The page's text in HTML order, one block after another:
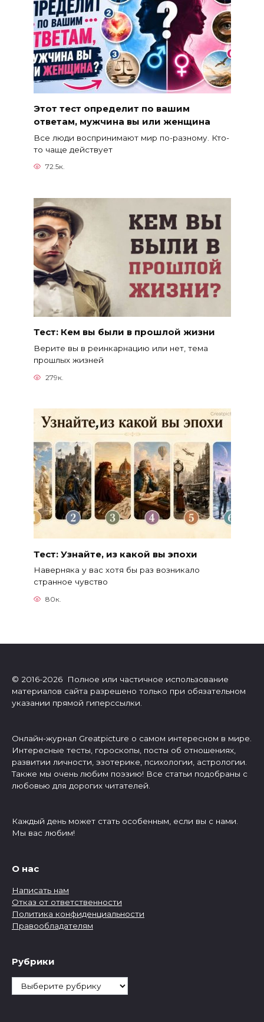
Этот тест определит по вашим
ответам, мужчина вы или женщина
Все люди воспринимают мир по-разному. Кто-
то чаще действует
72.5к.
Тест: Кем вы были в прошлой жизни
Верите вы в реинкарнацию или нет, тема
прошлых жизней
279к.
Тест: Узнайте, из какой вы эпохи
Наверняка у вас хотя бы раз возникало
странное чувство
80к.
© 2016-2026 Полное или частичное использование
материалов сайта разрешено только при обязательном
указании прямой гиперссылки.
Онлайн-журнал Greatpicture о самом интересном в мире.
Интересные тесты, гороскопы, посты об отношениях,
развитии личности, эзотерике, психологии, астрологии.
Также мы очень любим поэзию! Все статьи подобраны с
любовью для дорогих читателей.
Каждый день может стать особенным, если вы с нами.
Мы вас любим!
О нас
Написать нам
Отказ от ответственности
Политика конфиденциальности
Правообладателям
Рубрики
Рубрики